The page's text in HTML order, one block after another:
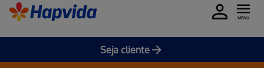
Seja cliente
MENU
Nosso Plano SP Leste